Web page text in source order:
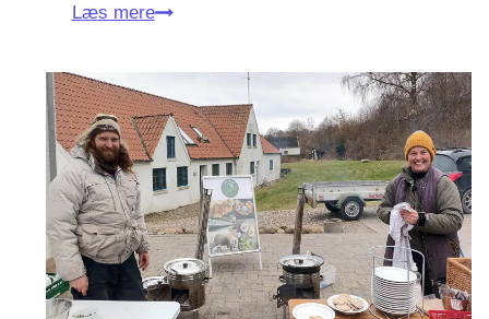
ø
v
e
g
å
r
d
Læs mereS
o
l
e
h
a
v
e
r
S